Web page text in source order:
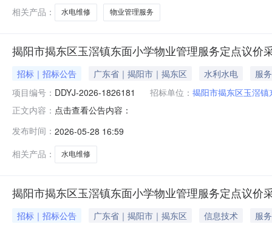
相关产品：
水电维修 物业管理服务
揭阳市揭东区玉滘镇东面小学物业管理服务定点议价
招标｜招标公告 广东省｜揭阳市｜揭东区 水利水电
服务
项目编号： DDYJ-2026-1826181 招标单位： 揭阳市揭东区玉滘镇
正文内容： 点击查看公告内容：
发布时间： 2026-05-28 16:59
相关产品：
水电维修
揭阳市揭东区玉滘镇东面小学物业管理服务定点议价
招标｜招标公告 广东省｜揭阳市｜揭东区 信息技术
服务